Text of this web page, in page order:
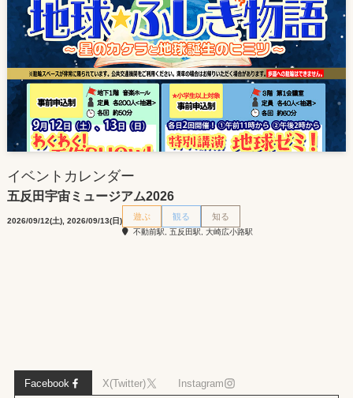
イベントカレンダー
五反田宇宙ミュージアム2026
2026/09/12(土), 2026/09/13(日) 遊ぶ 観る 知る
不動前駅, 五反田駅, 大崎広小路駅
Facebook X(Twitter) Instagram